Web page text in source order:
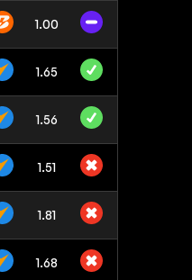
1.00
1.65
1.56
1.51
1.81
1.68